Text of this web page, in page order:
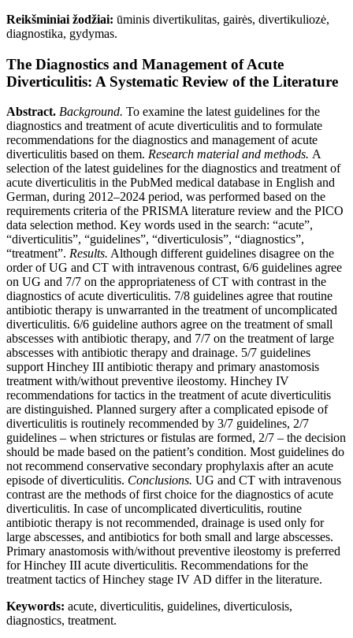
Reikšminiai žodžiai: ūminis divertikulitas, gairės, divertikuliozė,
diagnostika, gydymas.
The Diagnostics and Management of Acute
Diverticulitis: A Systematic Review of the Literature
Abstract. Background. To examine the latest guidelines for the
diagnostics and treatment of acute diverticulitis and to formulate
recommendations for the diagnostics and management of acute
diverticulitis based on them. Research material and methods. A
selection of the latest guidelines for the diagnostics and treatment of
acute diverticulitis in the PubMed medical database in English and
German, during 2012–2024 period, was performed based on the
requirements criteria of the PRISMA literature review and the PICO
data selection me­thod. Key words used in the search: “acute”,
“diverticulitis”, “guidelines”, “diverticulosis”, “diagnostics”,
“treatment”. Results. Although different guidelines disagree on the
order of UG and CT with intravenous contrast, 6/6 guidelines agree
on UG and 7/7 on the appropriateness of CT with contrast in the
diagnostics of acute diverticulitis. 7/8 guidelines agree that routine
antibiotic therapy is unwarranted in the treatment of uncomplicated
diverticulitis. 6/6 guideline authors agree on the treatment of small
abscesses with antibiotic therapy, and 7/7 on the treatment of large
abscesses with antibiotic therapy and drainage. 5/7 guidelines
support Hinchey III antibiotic therapy and primary anastomosis
treatment with/without preventive ileostomy. Hinchey IV
recommendations for tactics in the treatment of acute diverticulitis
are distinguished. Planned surgery after a complicated episode of
diverticulitis is routinely recommended by 3/7 guidelines, 2/7
guidelines – when strictures or fistulas are formed, 2/7 – the decision
should be made based on the patient’s condition. Most guidelines do
not recommend conservative secondary prophylaxis after an acute
episode of diverticulitis. Conclusions. UG and CT with intravenous
contrast are the methods of first choice for the diagnostics of acute
diverticulitis. In case of uncomplicated diverticulitis, routine
antibiotic therapy is not recommended, drainage is used only for
large abscesses, and antibiotics for both small and large abscesses.
Primary anastomosis with/without preventive ileostomy is preferred
for Hinchey III acute diverticulitis. Recommendations for the
treatment tactics of Hinchey stage IV AD differ in the literature.
Keywords: acute, diverticulitis, guidelines, diverticulosis,
diagnostics, treatment.